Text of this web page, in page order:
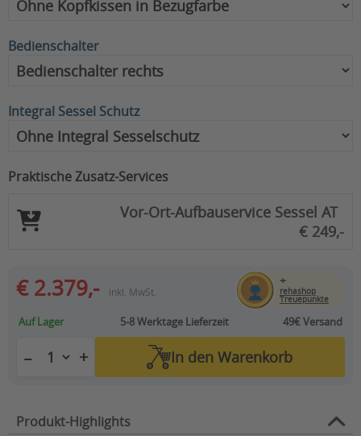
Bedienschalter
Integral Sessel Schutz
Praktische Zusatz-Services
Vor-Ort-Aufbauservice Sessel AT
€ 249,-
€ 2.379,- inkl. MwSt.
+
rehashop
Treuepunkte
Auf Lager 5-8 Werktage Lieferzeit 49€ Versand
− + In den Warenkorb
Produkt-Highlights